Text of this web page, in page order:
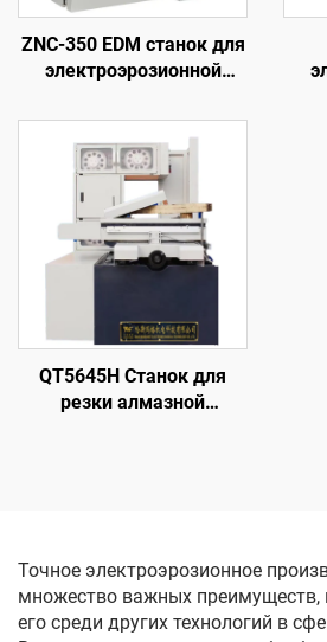
ZNC-350 EDM станок для
электроэрозионной
QT5645H Станок для
резки алмазной
Точное электроэрозионное
множество важных
его среди других технологий в